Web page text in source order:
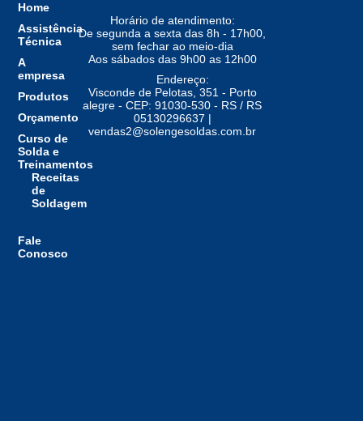
Home
Assistência
Técnica
A
empresa
Produtos
Orçamento
Curso de
Solda e
Treinamentos
Receitas
de
Soldagem
Fale
Conosco
Horário de atendimento:
De segunda a sexta das 8h - 17h00,
sem fechar ao meio-dia
Aos sábados das 9h00 as 12h00
Endereço:
Visconde de Pelotas, 351 - Porto
alegre - CEP: 91030-530 - RS / RS
05130296637 |
vendas2@solengesoldas.com.br